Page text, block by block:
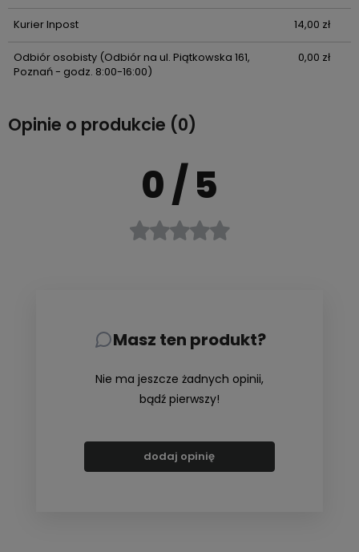
Kurier Inpost 14,00 zł
Odbiór osobisty(Odbiór na ul. Piątkowska 161,
Poznań - godz. 8:00-16:00)
0,00 zł
Opinie o produkcie (0)
0/ 5
Masz ten produkt?
Nie ma jeszcze żadnych opinii,
bądź pierwszy!
dodaj opinię